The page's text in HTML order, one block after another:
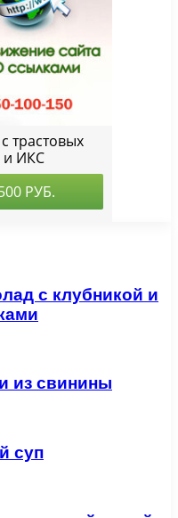
с клубникой и
из свинины
суп